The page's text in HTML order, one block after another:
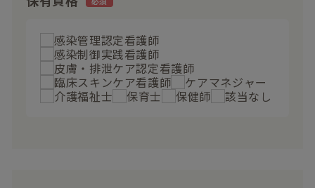
感染管理認定看護師
感染制御実践看護師
皮膚・排泄ケア認定看護師
臨床スキンケア看護師
ケアマネジャー
介護福祉士
保育士 保健師 該当なし